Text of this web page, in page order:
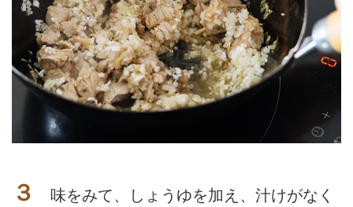
３
味をみて、しょうゆを加え、汁けがなく